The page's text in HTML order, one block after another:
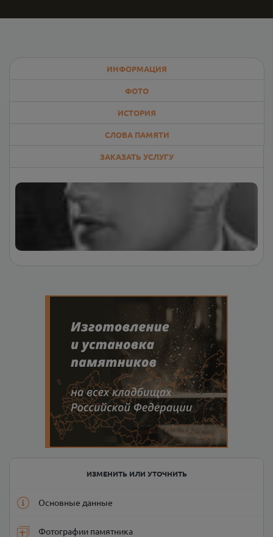
ИНФОРМАЦИЯ
ФОТО
ИСТОРИЯ
СЛОВА ПАМЯТИ
ЗАКАЗАТЬ УСЛУГУ
ИЗМЕНИТЬ ИЛИ УТОЧНИТЬ
Основные данные
Фотографии памятника